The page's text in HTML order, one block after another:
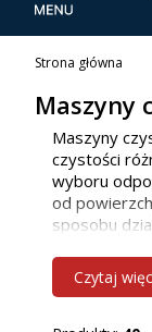
Strona główna
Maszyny
Maszyny
czystości
wyboru
od
sposobu
teraz! Jako
innych
Czytaj